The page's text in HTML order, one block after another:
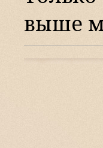
выше